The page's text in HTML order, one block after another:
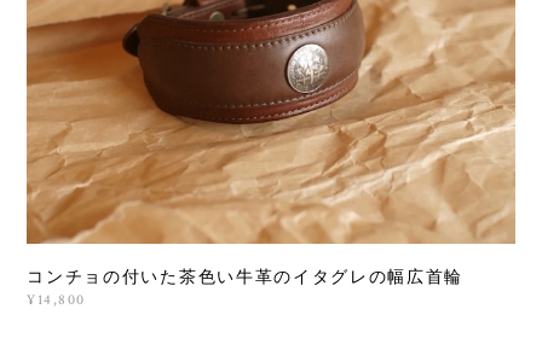
コンチョの付いた茶色い牛革のイタグレの幅広首輪
¥14,800